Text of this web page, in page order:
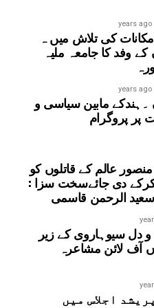
کی تلاش میں ہ
کے وفد کا جامعہ ملیہ
۔ہندکے مابین سیاسی و
پر پروگرام
عالم کے قاتلوں کو
کرکے دی جائےسخت سزا :
الرحمن قاسمی
و دل سیوہاروی کے زیر
آف لائن مشاعرہ
اجلاس میں